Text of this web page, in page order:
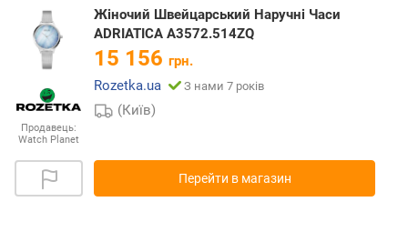
Продавець:
Watch Planet
Жіночий Швейцарський Наручні Часи
ADRIATICA A3572.514ZQ
15 156 грн.
Rozetka.ua
З нами 7 років
(Київ)
Перейти в магазин